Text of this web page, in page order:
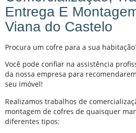
Entrega E
Viana do Castelo
Procura um cofre para a sua
Você pode confiar na assistência
da nossa empresa para
seu imóvel!
Realizamos trabalhos de
montagem de cofres de quaisquer
diferentes tipos: